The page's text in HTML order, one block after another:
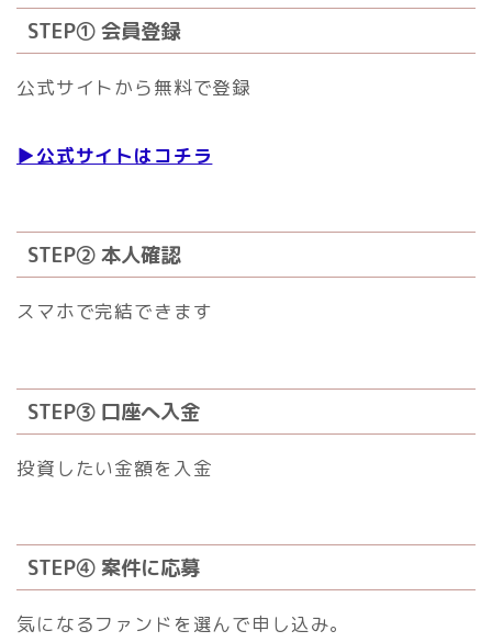
STEP① 会員登録
公式サイトから無料で登録
▶公式サイトはコチラ
STEP② 本人確認
スマホで完結できます
STEP③ 口座へ入金
投資したい金額を入金
STEP④ 案件に応募
気になるファンドを選んで申し込み。